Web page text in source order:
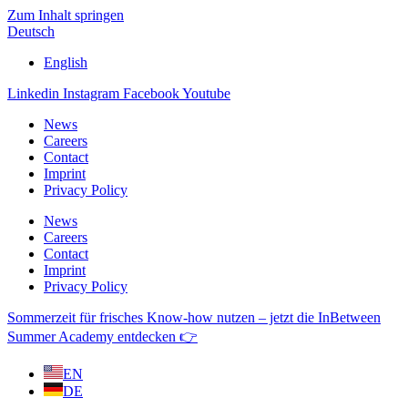
Zum Inhalt springen
Deutsch
English
Linkedin Instagram FacebookYoutube
News
Careers
Contact
Imprint
Privacy Policy
News
Careers
Contact
Imprint
Privacy Policy
Sommerzeit für frisches Know-how nutzen – jetzt die InBetween
Summer Academy entdecken 👉
EN
DE